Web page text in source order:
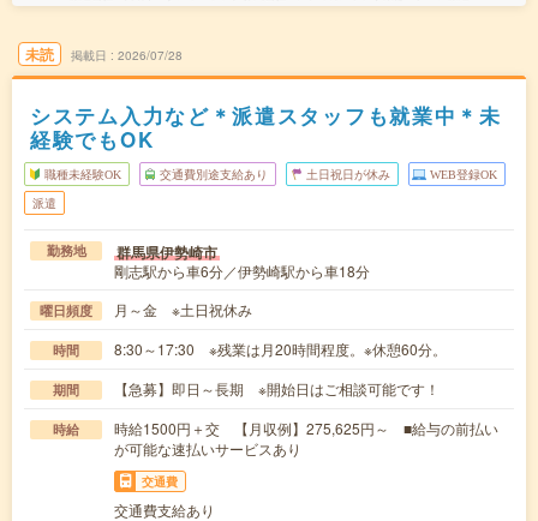
未読 掲載日 2026/07/28
システム入力など＊派遣スタッフも就業中＊未
経験でもOK
職種未経験OK 交通費別途支給あり 土日祝日が休み WEB登録OK
派遣
勤務地 群馬県伊勢崎市
剛志駅から車6分／伊勢崎駅から車18分
曜日頻度 月～金 ※土日祝休み
時間 8:30～17:30 ※残業は月20時間程度。※休憩60分。
期間 【急募】即日～長期 ※開始日はご相談可能です！
時給
時給1500円＋交 【月収例】275,625円～ ■給与の前払い
が可能な速払いサービスあり
交通費
交通費支給あり